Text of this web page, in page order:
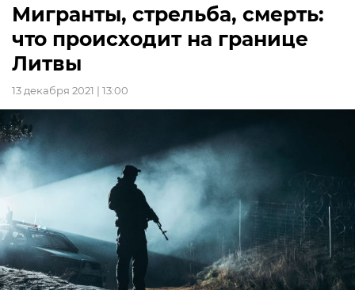
Мигранты, стрельба, смерть:
что происходит на границе
Литвы
13 декабря 2021 | 13:00